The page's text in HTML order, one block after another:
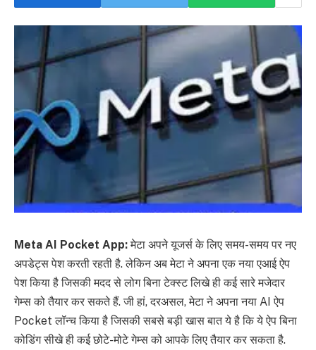
Meta AI Pocket App:मेटा अपने यूजर्स के लिए समय-समय पर नए
अपडेट्स पेश करती रहती है. लेकिन अब मेटा ने अपना एक नया एआई ऐप
पेश किया है जिसकी मदद से लोग बिना टेक्स्ट लिखे ही कई सारे मजेदार
गेम्स को तैयार कर सकते हैं. जी हां, दरअसल, मेटा ने अपना नया AI ऐप
Pocket लॉन्च किया है जिसकी सबसे बड़ी खास बात ये है कि ये ऐप बिना
कोडिंग सीखे ही कई छोटे-मोटे गेम्स को आपके लिए तैयार कर सकता है.